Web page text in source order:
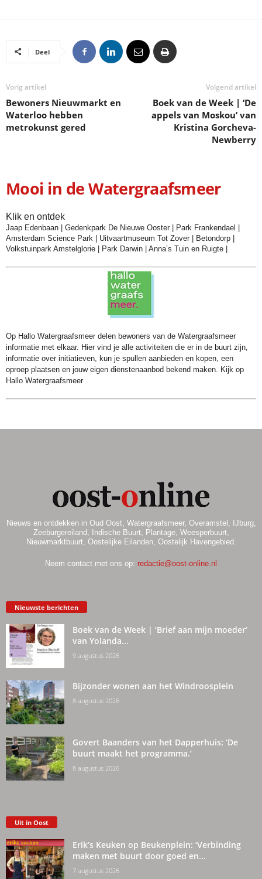
Deel
Vorig artikel
Bewoners Nieuwmarkt en
Waterloo hebben
metrokunst gered
Volgend artikel
Boek van de Week | ‘De
appels van Moskou’ van
Kristina Gorcheva-
Newberry
Mooi in de Watergraafsmeer
Klik en ontdek
Jaap Edenbaan Gedenkpark De Nieuwe Ooster Park Frankendael
Amsterdam Science Park
Uitvaartmuseum Tot Zover Betondorp
Volkstuinpark Amstelglorie
Park Darwin Anna’s Tuin en Ruigte
Op Hallo Watergraafsmeer delen bewoners van de Watergraafsmeer
informatie met elkaar. Hier vind je alle activiteiten die er in de buurt zijn,
informatie over initiatieven, kun je spullen aanbieden en kopen, een
oproep plaatsen en jouw eigen dienstenaanbod bekend maken. Kijk op
Hallo Watergraafsmeer
Nieuws en ontdekken in Oud Oost, Watergraafsmeer, Overamstel, IJburg,
Zeeburgereiland, Indische Buurt, Plantage, Weesperbuurt,
Nieuwmarktbuurt, Oostelijke Eilanden, Oostelijk Havengebied.
Neem contact met ons op: redactie@oost-online.nl
Nieuwste berichten
Boek van de Week | ‘Brief aan mijn moeder’
van Yolanda...
9 augustus 2026
Bijzonder wonen aan het Windroosplein
8 augustus 2026
Govert Baanders van het Dapperhuis: ‘De
buurt maakt het programma.’
8 augustus 2026
Uit in Oost
Erik’s Keuken op Beukenplein: ‘Verbinding
maken met buurt door goed en...
7 augustus 2026